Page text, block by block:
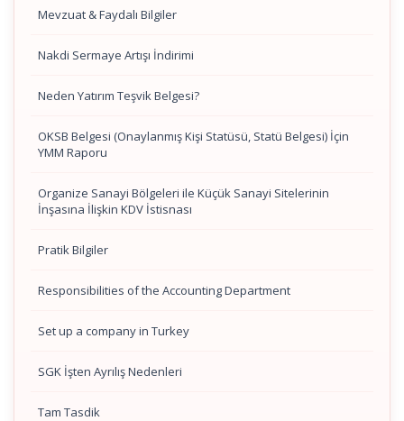
Mevzuat & Faydalı Bilgiler
Nakdi Sermaye Artışı İndirimi
Neden Yatırım Teşvik Belgesi?
OKSB Belgesi (Onaylanmış Kişi Statüsü, Statü Belgesi) İçin
YMM Raporu
Organize Sanayi Bölgeleri ile Küçük Sanayi Sitelerinin
İnşasına İlişkin KDV İstisnası
Pratik Bilgiler
Responsibilities of the Accounting Department
Set up a company in Turkey
SGK İşten Ayrılış Nedenleri
Tam Tasdik